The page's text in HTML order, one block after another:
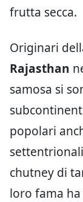
frutta secca.
Originari
Rajasthan
samosa si
popolari
chutney di
loro fama